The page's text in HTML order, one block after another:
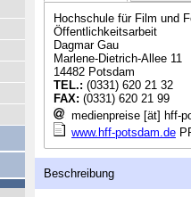
Hochschule für Film und
Öffentlichkeitsarbeit
Dagmar Gau
Marlene-Dietrich-Allee 11
14482 Potsdam
TEL.: (0331) 620 21 32
FAX: (0331) 620 21 99
medienpreise [ät] hff-
www.hff-potsdam.de
Beschreibung